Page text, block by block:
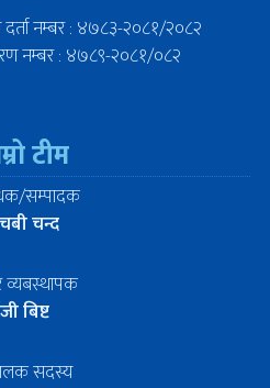
दर्ता नम्बर : ४७८३-२०८१/२०८२
नम्बर : ४७८९-२०८१/०८२
टीम
सम्पादक
चन्द
व्यबस्थापक
जी बिष्ट
सदस्य